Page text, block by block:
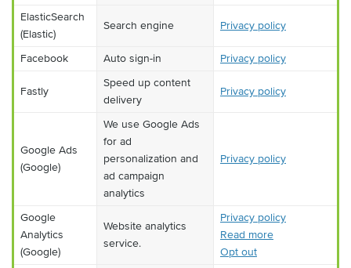
ElasticSearch
(Elastic)
Search engine Privacy policy
Facebook Auto sign-in Privacy policy
Fastly
Speed up content
delivery
Privacy policy
Google Ads
(Google)
We use Google Ads
for ad
personalization and
ad campaign
analytics
Privacy policy
Google
Analytics
(Google)
Website analytics
service.
Privacy policy
Read more
Opt out